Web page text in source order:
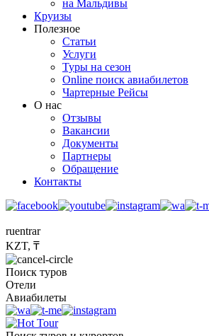
на Мальдивы
Круизы
Полезное
Статьи
Услуги
Туры на сезон
Online поиск авиабилетов
Чартерные Рейсы
О нас
Отзывы
Вакансии
Документы
Партнеры
Обращение
Контакты
ruentrar
KZT, ₸
Поиск туров
Отели
Авиабилеты